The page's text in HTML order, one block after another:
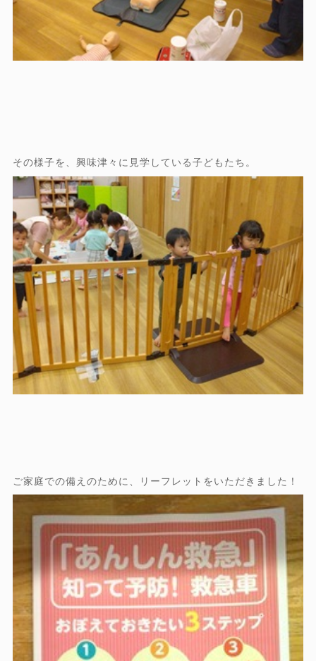
その様子を、興味津々に見学している子どもたち。
ご家庭での備えのために、リーフレットをいただきました！